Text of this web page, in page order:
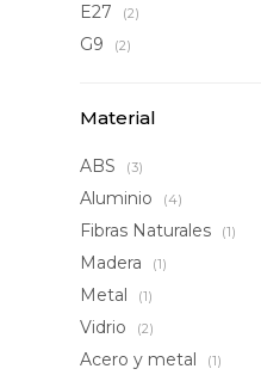
E27 (2)
G9 (2)
Material
ABS (3)
Aluminio (4)
Fibras Naturales (1)
Madera (1)
Metal (1)
Vidrio (2)
Acero y metal (1)